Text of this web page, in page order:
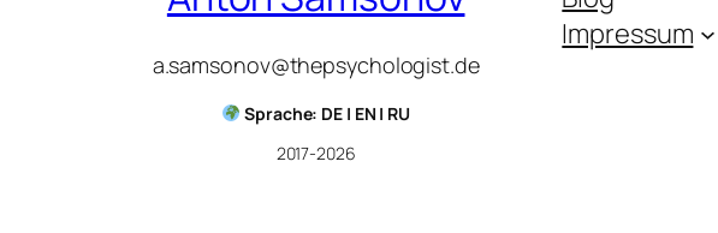
a.samsonov@thepsychologist.de
Sprache: DE | EN | RU
2017-2026
Impressum